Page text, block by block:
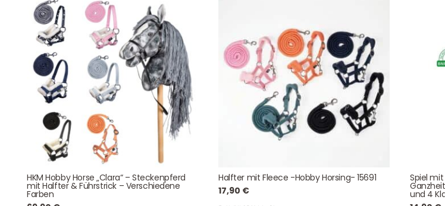
HKM Hobby Horse „Clara“ – Steckenpferd
mit Halfter & Führstrick – Verschiedene
Farben
Halfter mit Fleece -Hobby Horsing- 15691
17,90 €
Spiel
und 4
Schnell, sicher und zuverlässig.
Kauf auch bei uns in Haan
Kontaktdaten
42781 Haan
Unser Service
Über uns